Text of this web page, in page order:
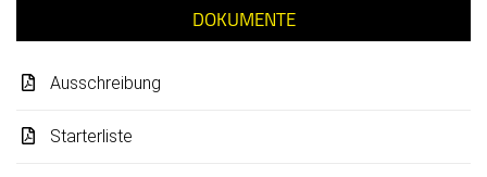
DOKUMENTE
Ausschreibung
Starterliste